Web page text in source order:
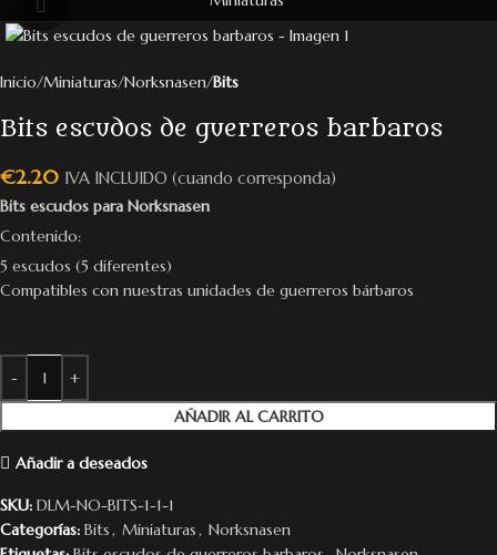
Inicio Miniaturas Norksnasen Bits
Bits escudos de guerreros barbaros
€2.20 IVA INCLUIDO (cuando corresponda)
Bits escudos para Norksnasen
Contenido:
5 escudos (5 diferentes)
Compatibles con nuestras unidades de guerreros bárbaros
AÑADIR AL CARRITO
Añadir a deseados
SKU: DLM-NO-BITS-1-1-1
Categorías: Bits, Miniaturas, Norksnasen